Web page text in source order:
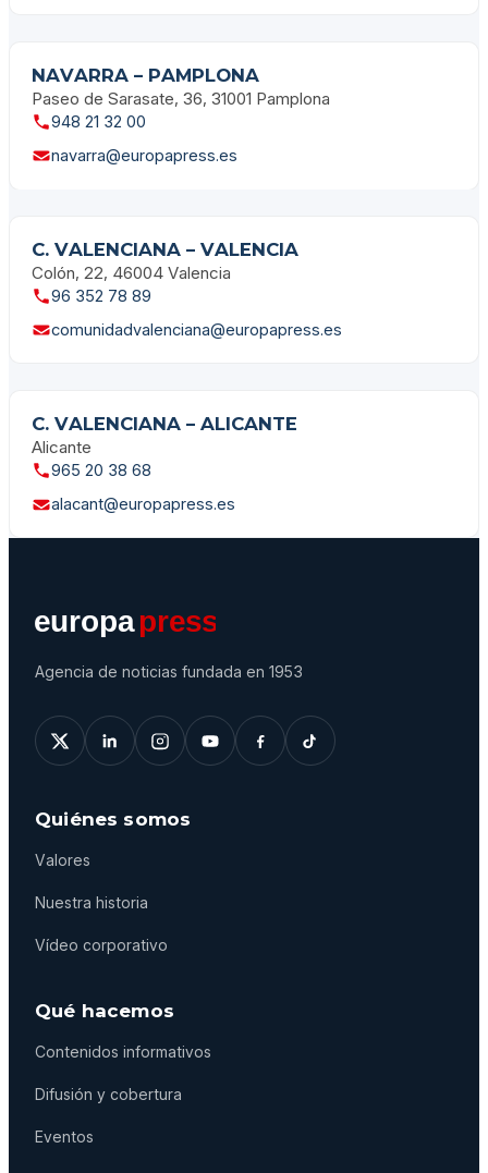
NAVARRA – PAMPLONA
Paseo de Sarasate, 36, 31001 Pamplona
948 21 32 00
navarra@europapress.es
C. VALENCIANA – VALENCIA
Colón, 22, 46004 Valencia
96 352 78 89
comunidadvalenciana@europapress.es
C. VALENCIANA – ALICANTE
Alicante
965 20 38 68
alacant@europapress.es
Agencia de noticias fundada en 1953
Quiénes somos
Valores
Nuestra historia
Vídeo corporativo
Qué hacemos
Contenidos informativos
Difusión y cobertura
Eventos